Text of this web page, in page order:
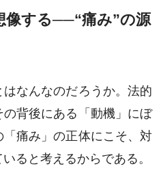
像する──“痛み”の源
なんなのだろうか。法的
背後にある「動機」にぼ
「痛み」の正体にこそ、対
ると考えるからである。